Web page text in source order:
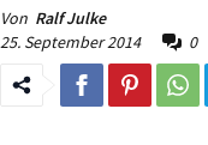
Von Ralf Julke
25. September 2014
0